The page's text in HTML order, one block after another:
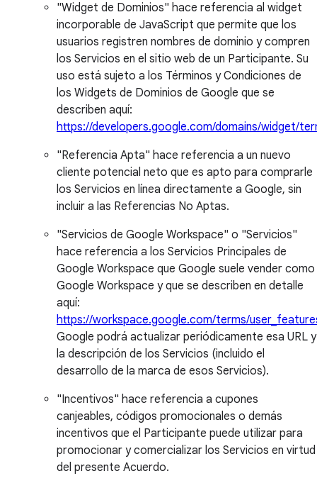
"Widget de Dominios" hace referencia al widget
incorporable de JavaScript que permite que los
usuarios registren nombres de dominio y compren
los Servicios en el sitio web de un Participante. Su
uso está sujeto a los Términos y Condiciones de
los Widgets de Dominios de Google que se
describen aquí:
https://developers.google.com/domains/widget/
"Referencia Apta" hace referencia a un nuevo
cliente potencial neto que es apto para comprarle
los Servicios en línea directamente a Google, sin
incluir a las Referencias No Aptas.
"Servicios de Google Workspace" o "Servicios"
hace referencia a los Servicios Principales de
Google Workspace que Google suele vender como
Google Workspace y que se describen en detalle
aquí:
https://workspace.google.com/terms/
Google podrá actualizar periódicamente esa URL y
la descripción de los Servicios (incluido el
desarrollo de la marca de esos Servicios).
"Incentivos" hace referencia a cupones
canjeables, códigos promocionales o demás
incentivos que el Participante puede utilizar para
promocionar y comercializar los Servicios en virtud
del presente Acuerdo.